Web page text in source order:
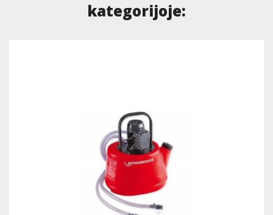
kategorijoje: